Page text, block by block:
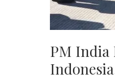
PM India